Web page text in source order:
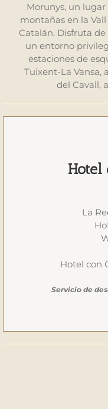
Morunys, un
montañas en la
Catalán. Disfruta
un entorno
estaciones de
Tuixent-La Vansa,
del Cavall,
Hotel
La
Hotel con
Servicio de